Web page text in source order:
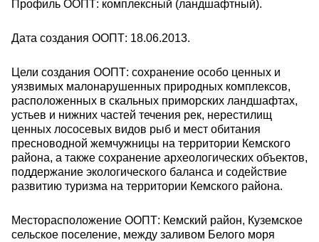
Профиль ООПТ: комплексный (ландшафтный).
Дата создания ООПТ: 18.06.2013.
Цели создания ООПТ: сохранение особо ценных и
уязвимых малонарушенных природных комплексов,
расположенных в скальных приморских ландшафтах,
устьев и нижних частей течения рек, нерестилищ
ценных лососевых видов рыб и мест обитания
пресноводной жемчужницы на территории Кемского
района, а также сохранение археологических объектов,
поддержание экологического баланса и содействие
развитию туризма на территории Кемского района.
Месторасположение ООПТ: Кемский район, Куземское
сельское поселение, между заливом Белого моря